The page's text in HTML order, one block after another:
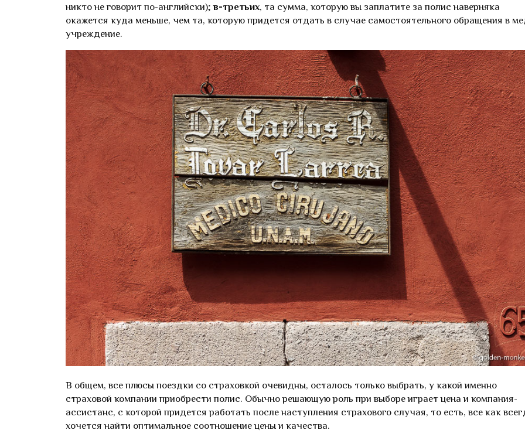
никто не говорит по-английски);в-третьих, та сумма, которую вы заплатите за полис наверняка
окажется куда меньше, чем та, которую придется отдать в случае самостоятельного обращения в
учреждение.
В общем, все плюсы поездки со страховкой очевидны, осталось только выбрать, у какой именно
страховой компании приобрести полис. Обычно решающую роль при выборе играет цена и компания-
ассистанс, с которой придется работать после наступления страхового случая, то есть, все как
хочется найти оптимальное соотношение цены и качества.